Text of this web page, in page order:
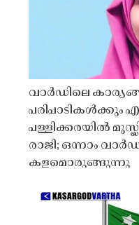
വാർഡിലെ
പരിപാടികൾക്കും
പള്ളിക്കരയിൽ
രാജി; ഒന്നാം
കളമൊരുങ്ങുന്നു